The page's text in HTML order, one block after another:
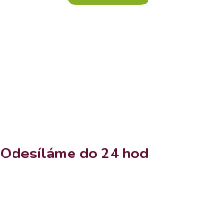
Odesíláme do 24 hod